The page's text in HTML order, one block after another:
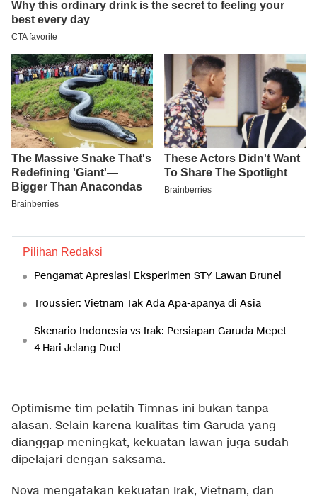
Pilihan Redaksi
Pengamat Apresiasi Eksperimen STY Lawan Brunei
Troussier: Vietnam Tak Ada Apa-apanya di Asia
Skenario Indonesia vs Irak: Persiapan Garuda Mepet
4 Hari Jelang Duel
Optimisme tim pelatih Timnas ini bukan tanpa
alasan. Selain karena kualitas tim Garuda yang
dianggap meningkat, kekuatan lawan juga sudah
dipelajari dengan saksama.
Nova mengatakan kekuatan Irak, Vietnam, dan